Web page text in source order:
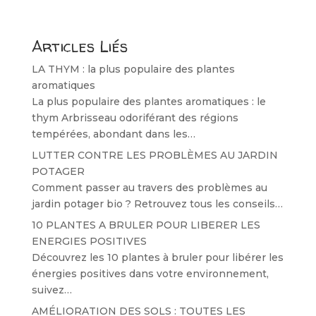
Articles Liés
LA THYM : la plus populaire des plantes
aromatiques
La plus populaire des plantes aromatiques : le
thym Arbrisseau odoriférant des régions
tempérées, abondant dans les…
LUTTER CONTRE LES PROBLÈMES AU JARDIN
POTAGER
Comment passer au travers des problèmes au
jardin potager bio ? Retrouvez tous les conseils…
10 PLANTES A BRULER POUR LIBERER LES
ENERGIES POSITIVES
Découvrez les 10 plantes à bruler pour libérer les
énergies positives dans votre environnement,
suivez…
AMÉLIORATION DES SOLS : TOUTES LES